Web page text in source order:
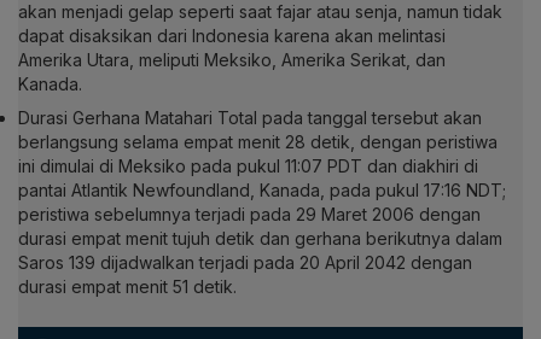
akan menjadi gelap seperti saat fajar atau senja, namun tidak
dapat disaksikan dari Indonesia karena akan melintasi
Amerika Utara, meliputi Meksiko, Amerika Serikat, dan
Kanada.
Durasi Gerhana Matahari Total pada tanggal tersebut akan
berlangsung selama empat menit 28 detik, dengan peristiwa
ini dimulai di Meksiko pada pukul 11:07 PDT dan diakhiri di
pantai Atlantik Newfoundland, Kanada, pada pukul 17:16 NDT;
peristiwa sebelumnya terjadi pada 29 Maret 2006 dengan
durasi empat menit tujuh detik dan gerhana berikutnya dalam
Saros 139 dijadwalkan terjadi pada 20 April 2042 dengan
durasi empat menit 51 detik.